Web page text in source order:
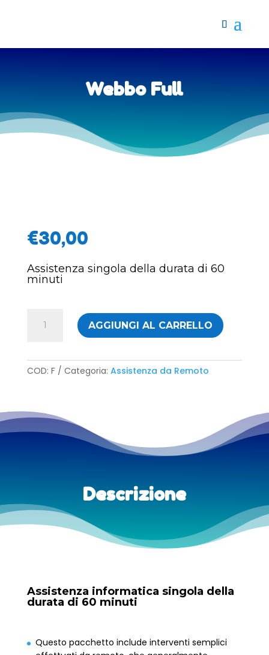
Webbo Full
€30,00
Assistenza singola della durata di 60
minuti
AGGIUNGI AL CARRELLO
COD: F Categoria: Assistenza da Remoto
Descrizione
Assistenza informatica singola della
durata di 60 minuti
Questo pacchetto include interventi semplici